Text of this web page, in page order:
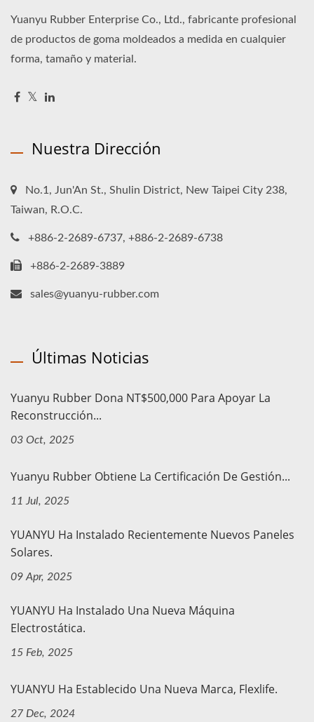
Yuanyu Rubber Enterprise Co., Ltd., fabricante profesional
de productos de goma moldeados a medida en cualquier
forma, tamaño y material.
Nuestra Dirección
No.1, Jun'An St., Shulin District, New Taipei City 238,
Taiwan, R.O.C.
+886-2-2689-6737, +886-2-2689-6738
+886-2-2689-3889
sales@yuanyu-rubber.com
Últimas Noticias
Yuanyu Rubber Dona NT$500,000 Para Apoyar La
Reconstrucción...
03 Oct, 2025
Yuanyu Rubber Obtiene La Certificación De Gestión...
11 Jul, 2025
YUANYU Ha Instalado Recientemente Nuevos Paneles
Solares.
09 Apr, 2025
YUANYU Ha Instalado Una Nueva Máquina
Electrostática.
15 Feb, 2025
YUANYU Ha Establecido Una Nueva Marca, Flexlife.
27 Dec, 2024